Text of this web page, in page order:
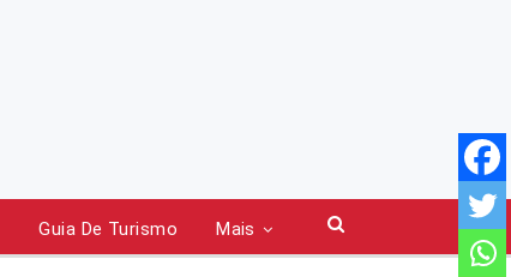
Guia De Turismo Mais